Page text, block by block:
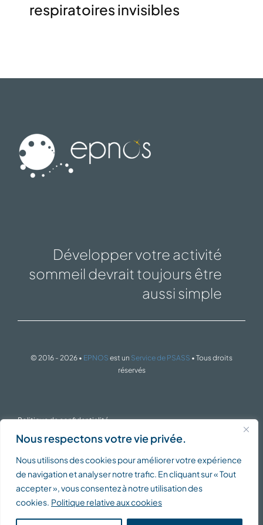
Nous respectons votre vie privée.
Nous utilisons des cookies pour améliorer votre expérience
de navigation et analyser notre trafic. En cliquant sur « Tout
accepter », vous consentez à notre utilisation des
cookies. Politique relative aux cookies
respiratoires invisibles
Développer votre activité
sommeil devrait toujours être
aussi simple
© 2016 - 2026 • EPNOS est un Service de PSASS • Tous droits
réservés
Politique de confidentialité
Politique de cookies
Conditions générales de service